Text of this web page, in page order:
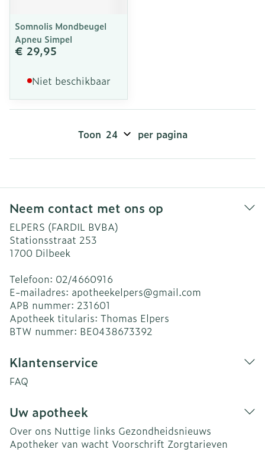
Somnolis Mondbeugel
Apneu Simpel
€ 29,95
Niet beschikbaar
Toon per pagina
Neem contact met ons op
ELPERS (FARDIL BVBA)
Stationsstraat 253
1700 Dilbeek
Telefoon: 02/4660916
E-mailadres: apotheekelpers@gmail.com
APB nummer: 231601
Apotheek titularis: Thomas Elpers
BTW nummer: BE0438673392
Klantenservice
FAQ
Uw apotheek
Over ons Nuttige links Gezondheidsnieuws
Apotheker van wacht Voorschrift Zorgtarieven